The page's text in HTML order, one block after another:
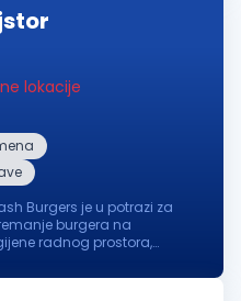
lokacije
Burgers je u potrazi za
burgera na
radnog prostora,